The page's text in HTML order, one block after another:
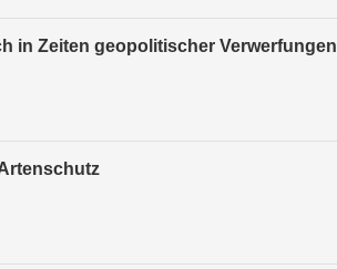
in Zeiten geopolitischer Verwerfungen